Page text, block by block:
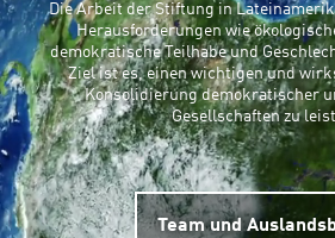
Die Arbeit der Stiftung in
Herausforderungen wie
demokratische Teilhabe und
Ziel ist es, einen wichtigen und
Konsolidierung demokratischer
Gesellschaften zu
Team und